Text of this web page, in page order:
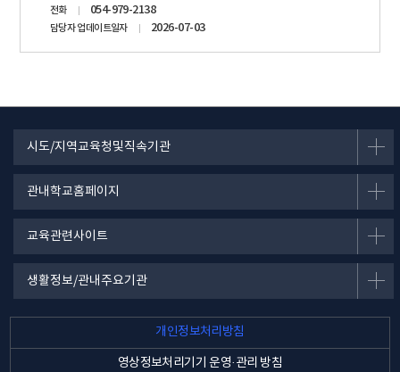
전화 054-979-2138
담당자 업데이트일자 2026-07-03
시도/지역교육청및직속기관
관내학교홈페이지
교육관련사이트
생활정보/관내주요기관
개인정보처리방침
영상정보처리기기 운영·관리 방침